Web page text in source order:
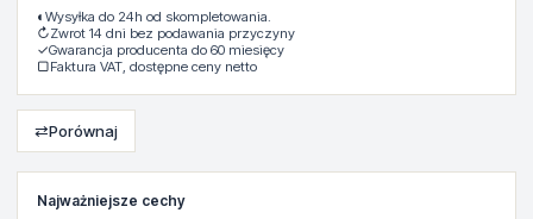
Najważniejsze cechy
◐ Wysyłka do 24h od skompletowania.
↻Zwrot 14 dni bez podawania przyczyny
✓Gwarancja producenta do 60 miesięcy
▢Faktura VAT, dostępne ceny netto
⇄Porównaj